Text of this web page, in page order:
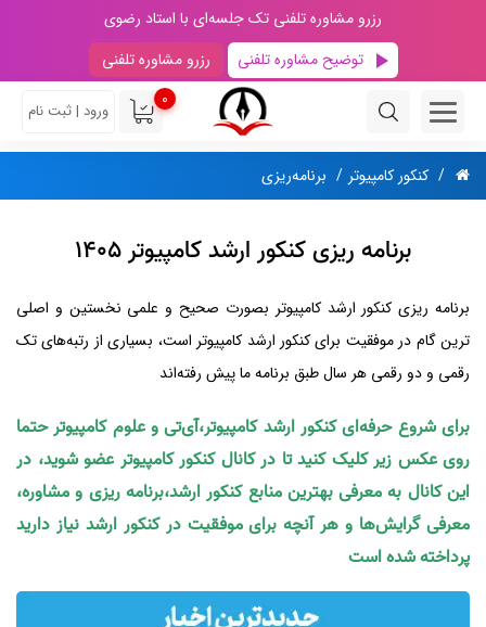
رزرو مشاوره تلفنی تک جلسه‌ای با استاد رضوی
توضیح مشاوره تلفنی
رزرو مشاوره تلفنی
0
ورود | ثبت نام
کنکور کامپیوتر برنامه‌‌ریزی
برنامه ریزی کنکور ارشد کامپیوتر 1405
برنامه ریزی کنکور ارشد کامپیوتر بصورت صحیح و علمی نخستین و اصلی
ترین گام در موفقیت برای کنکور ارشد کامپیوتر است، بسیاری از رتبه‌های تک
رقمی و دو رقمی هر سال طبق برنامه ما پیش رفته‌اند
برای شروع حرفه‌ای کنکور ارشد کامپیوتر،آی‌تی و علوم کامپیوتر حتما
روی عکس زیر کلیک کنید تا در کانال کنکور کامپیوتر عضو شوید، در
این کانال به معرفی بهترین منابع کنکور ارشد،برنامه ریزی و مشاوره،
معرفی گرایش‌ها و هر آنچه برای موفقیت در کنکور ارشد نیاز دارید
پرداخته شده است